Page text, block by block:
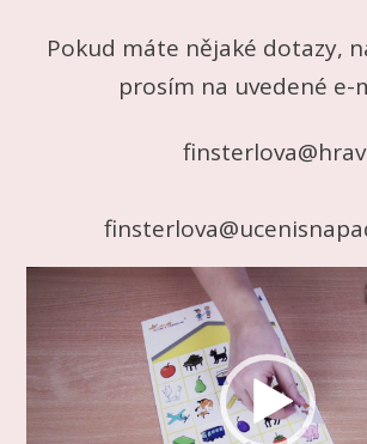
Pokud máte nějaké dotazy,
prosím na uvedené e-
Video
přehrávač